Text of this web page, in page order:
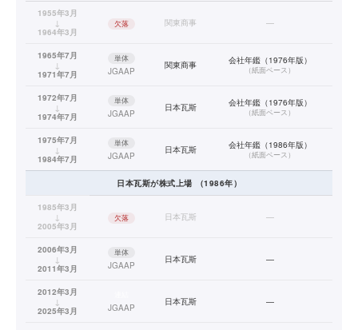
1955年3月
↓
1964年3月
欠落 関東商事 —
1965年7月
↓
1971年7月
単体
JGAAP
関東商事 会社年鑑（1976年版）
（紙面ベース）
1972年7月
↓
1974年7月
単体
JGAAP
日本瓦斯 会社年鑑（1976年版）
（紙面ベース）
1975年7月
↓
1984年7月
単体
JGAAP
日本瓦斯 会社年鑑（1986年版）
（紙面ベース）
日本瓦斯が株式上場 （1986年）
1985年3月
↓
2005年3月
欠落 日本瓦斯 —
2006年3月
↓
2011年3月
単体
JGAAP
日本瓦斯 —
2012年3月
↓
2025年3月
JGAAP
日本瓦斯 —